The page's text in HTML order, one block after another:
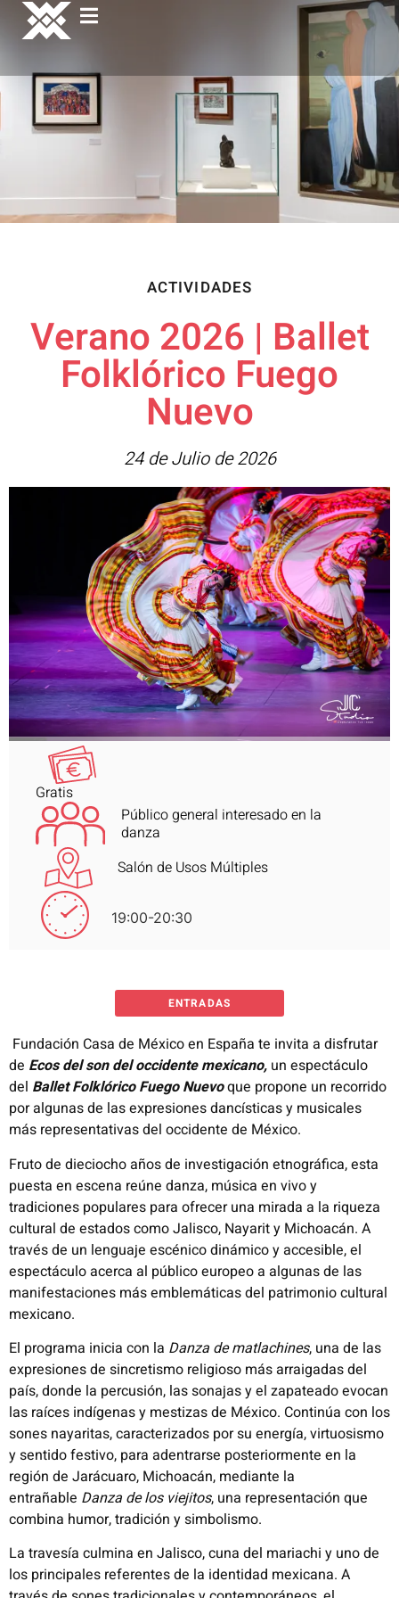
ACTIVIDADES
Verano 2026 | Ballet
Folklórico Fuego
Nuevo
24 de Julio de 2026
Gratis
Público general interesado en la
danza
Salón de Usos Múltiples
19:00-20:30
ENTRADAS
Fundación Casa de México en España te invita a disfrutar
de Ecos del son del occidente mexicano, un espectáculo
del Ballet Folklórico Fuego Nuevoque propone un recorrido
por algunas de las expresiones dancísticas y musicales
más representativas del occidente de México.
Fruto de dieciocho años de investigación etnográfica, esta
puesta en escena reúne danza, música en vivo y
tradiciones populares para ofrecer una mirada a la riqueza
cultural de estados como Jalisco, Nayarit y Michoacán. A
través de un lenguaje escénico dinámico y accesible, el
espectáculo acerca al público europeo a algunas de las
manifestaciones más emblemáticas del patrimonio cultural
mexicano.
El programa inicia con la Danza de matlachines, una de las
expresiones de sincretismo religioso más arraigadas del
país, donde la percusión, las sonajas y el zapateado evocan
las raíces indígenas y mestizas de México. Continúa con los
sones nayaritas, caracterizados por su energía, virtuosismo
y sentido festivo, para adentrarse posteriormente en la
región de Jarácuaro, Michoacán, mediante la
entrañable Danza de los viejitos, una representación que
combina humor, tradición y simbolismo.
La travesía culmina en Jalisco, cuna del mariachi y uno de
los principales referentes de la identidad mexicana. A